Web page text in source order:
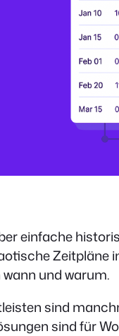
einfache
Zeitpläne
und warum.
sind
sind für